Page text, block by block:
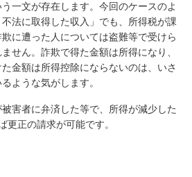
一文が存在します。今回のケースのよ
法に取得した収入」でも、所得税が課
に遭った人については盗難等で受けら
せん。詐欺で得た金額は所得になり、
金額は所得控除にならないのは、いさ
ような気がします。
害者に弁済した等で、所得が減少した
更正の請求が可能です。